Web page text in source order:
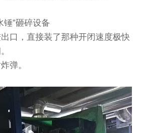
锤”砸碎设备
口，直接装了那种开闭速度极快
弹。